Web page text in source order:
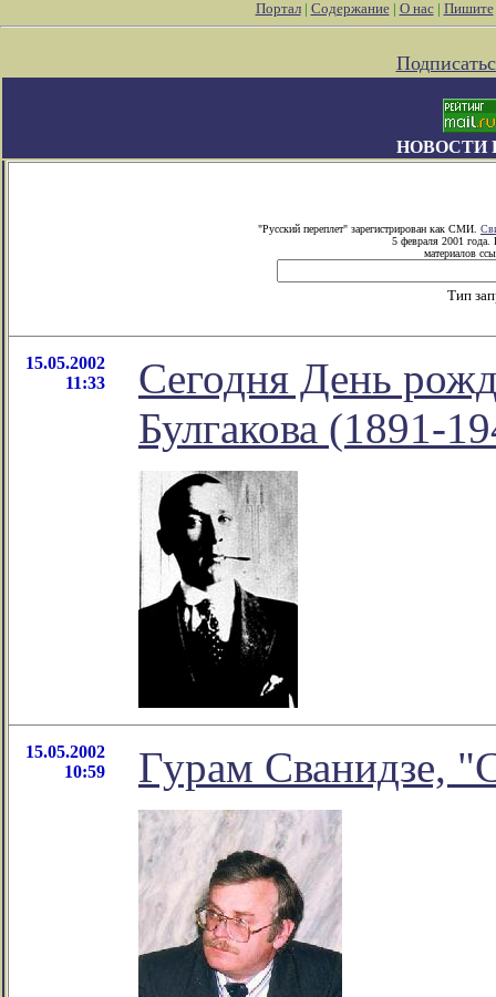
Портал| Содержание| О нас| Пишите
НОВОСТИ
"Русский переплет" зарегистрирован как СМИ.
5 февраля 2001 года.
материалов
Тип
15.05.2002
11:33
Сегодня День
Булгакова (1891-
15.05.2002
10:59
Гурам Сванидзе,